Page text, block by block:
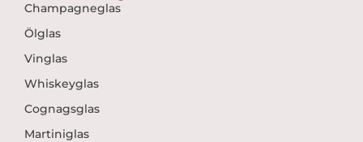
Champagneglas
Ölglas
Vinglas
Whiskeyglas
Cognagsglas
Martiniglas